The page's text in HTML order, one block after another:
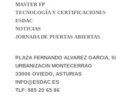
MASTER FP
TECNOLOGÍA Y CERTIFICACIONES
ESDAC
NOTICIAS
JORNADA DE PUERTAS ABIERTAS
PLAZA FERNANDO ALVAREZ GARCIA,
URBANIZACIN MONTECERRAO
33006 OVIEDO, ASTURIAS
INFO@ESDAC.ES
TLF: 985 20 65 86